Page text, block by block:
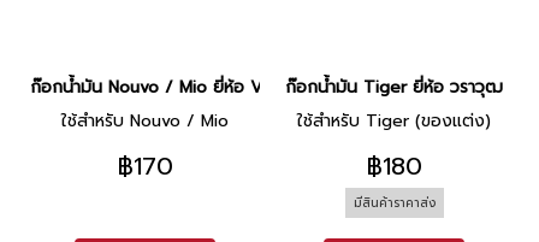
ก๊อกน้ำมัน Nouvo / Mio ยี่ห้อ VS
ใช้สำหรับ Nouvo / Mio
฿170
ก๊อกน้ำมัน Tiger ยี่ห้อ วราวุฒ
ใช้สำหรับ Tiger (ของแต่ง)
฿180
มีสินค้าราคาส่ง